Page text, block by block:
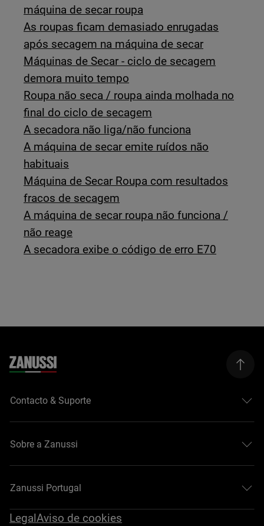
máquina de secar roupa
As roupas ficam demasiado enrugadas
após secagem na máquina de secar
Máquinas de Secar - ciclo de secagem
demora muito tempo
Roupa não seca / roupa ainda molhada no
final do ciclo de secagem
A secadora não liga/não funciona
A máquina de secar emite ruídos não
habituais
Máquina de Secar Roupa com resultados
fracos de secagem
A máquina de secar roupa não funciona /
não reage
A secadora exibe o código de erro E70
Contacto & Suporte
Sobre a Zanussi
Zanussi Portugal
LegalAviso de cookies